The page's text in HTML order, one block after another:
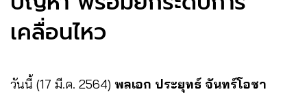
เคลื่อนไหว
วันนี้ (17 มี.ค. 2564) พลเอก ประยุทธ์ จันทร์โอชา